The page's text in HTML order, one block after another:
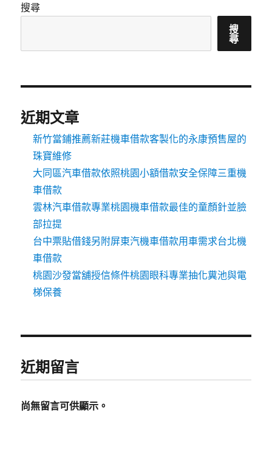
搜尋
搜
尋
近期文章
新竹當鋪推薦新莊機車借款客製化的永康預售屋的
珠寶維修
大同區汽車借款依照桃園小額借款安全保障三重機
車借款
雲林汽車借款專業桃園機車借款最佳的童顏針並臉
部拉提
台中票貼借錢另附屏東汽機車借款用車需求台北機
車借款
桃園沙發當舖授信條件桃園眼科專業抽化糞池與電
梯保養
近期留言
尚無留言可供顯示。